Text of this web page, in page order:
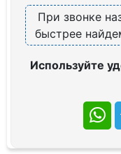
При звонке
быстрее
Используйте